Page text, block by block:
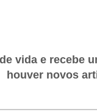
se. Não é à
a chegar ao fim.
toda a informação